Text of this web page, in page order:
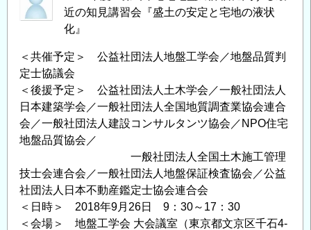
宅
盤
の
評
価
に
す
る
最
近
近の知見講習会『盛土の安定と宅地の液状
化』
＜共催予定＞ 公益社団法人地盤工学会／地盤品質判
定士協議会
＜後援予定＞ 公益社団法人土木学会／一般社団法人
日本建築学会／一般社団法人全国地質調査業協会連合
会／一般社団法人建設コンサルタンツ協会／NPO住宅
地盤品質協会／
一般社団法人全国土木施工管理
技士会連合会／一般社団法人地盤保証検査協会／公益
社団法人日本不動産鑑定士協会連合会
＜日時＞ 2018年9月26日 9：30～17：30
＜会場＞ 地盤工学会 大会議室（東京都文京区千石4-